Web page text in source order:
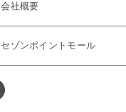
会社概要
セゾンポイントモール